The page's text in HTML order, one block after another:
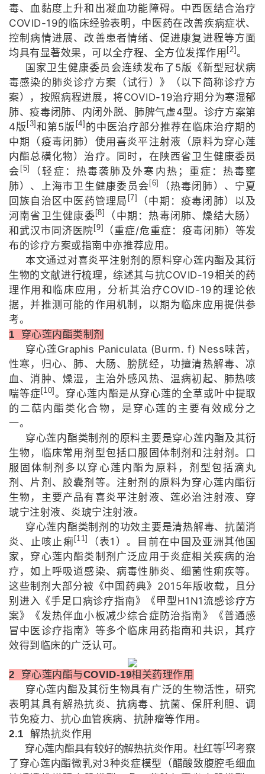
毒、血黏度上升和出凝血功能障碍。中西医结合治疗
COVID-19的临床经验表明，中医药在改善疾病症状、
控制病情进展、改善患者情绪、促进康复进程等方面
均具有显著效果，可以全疗程、全方位发挥作用 [2]。
国家卫生健康委员会连续发布了 5版《新型冠状病
毒感染的肺炎诊疗方案（试行）》（以下简称诊疗方
案），按照病程进展，将COVID-19治疗期分为寒湿郁
肺、疫毒闭肺、内闭外脱、肺脾气虚4型。诊疗方案第
4版 [3] 和第5版 [4] 的中医治疗部分推荐在临床治疗期的
中期（疫毒闭肺）使用喜炎平注射液（原料为穿心莲
内酯总磺化物）治疗。同时，在陕西省卫生健康委员
会 [5]
（轻症：热毒袭肺及外寒内热；重症：热毒壅
肺）、上海市卫生健康委员会 [6]
（热毒闭肺）、宁夏
回族自治区中医药管理局 [7]
（中期：疫毒闭肺）以及
河南省卫生健康委 [8]
（中期：热毒闭肺、燥结大肠）
和武汉市同济医院 [9] （重症/危重症：疫毒闭肺）等发
布的诊疗方案或指南中亦推荐应用。
本文通过对喜炎平注射剂的原料穿心莲内酯及其衍
生物的文献进行梳理，综述其与抗COVID-19相关的药
理作用和临床应用，分析其治疗COVID-19 的理论依
据，并推测可能的作用机制，以期为临床应用提供参
考。
1
穿心莲内酯类制剂
穿心莲Graphis Paniculata (Burm. f) Ness味苦，
性寒，归心、肺、大肠、膀胱经，功擅清热解毒、凉
血、消肿、燥湿，主治外感风热、温病初起、肺热咳
喘等症 [10] 。穿心莲内酯是从穿心莲的全草或叶中提取
的二萜内酯类化合物，是穿心莲的主要有效成分之
一。
穿心莲内酯类制剂的原料主要是穿心莲内酯及其衍
生物，临床常用剂型包括口服固体制剂和注射剂。口
服固体制剂多以穿心莲内酯为原料，剂型包括滴丸
剂、片剂、胶囊剂等。注射剂的原料为穿心莲内酯衍
生物，主要产品有喜炎平注射液、莲必治注射液、穿
琥宁注射液、炎琥宁注射液。
穿心莲内酯类制剂的功效主要是清热解毒、抗菌消
炎、止咳止痢 [11] （表1 ）。目前在中国及亚洲其他国
家，穿心莲内酯类制剂广泛应用于炎症相关疾病的治
疗，如上呼吸道感染、病毒性肺炎、细菌性痢疾等。
这些制剂大部分被《中国药典》 2015年版收载，且分
别进入《手足口病诊疗指南》《甲型H1N1 流感诊疗方
案》《发热伴血小板减少综合症防治指南》《普通感
冒中医诊疗指南》等多个临床用药指南和共识，其疗
效得到临床的广泛认可。
2 穿心莲内酯与COVID-19相关药理作用
穿心莲内酯及其衍生物具有广泛的生物活性，研究
表明其具有解热抗炎、抗病毒、抗菌、保肝利胆、调
节免疫力、抗心血管疾病、抗肿瘤等作用。
2.1
解热抗炎作用
穿心莲内酯具有较好的解热抗炎作用。杜红等[12] 考察
了穿心莲内酯微乳对3种炎症模型（醋酸致腹腔毛细血